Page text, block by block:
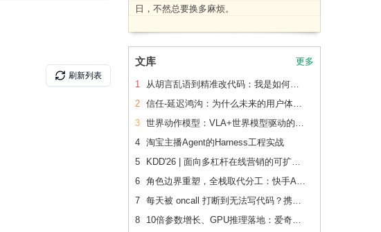
日，不然总要换多麻烦。
文库 更多
1
从胡言乱语到精准改代码：我是如何让 AI 读懂老项目的
2
信任-延迟鸿沟：为什么未来的用户体验会刻意变慢
3
世界动作模型：VLA+世界模型驱动的Physical AI 后训练范式跃迁
4 淘宝主播Agent的Harness工程实战
5
KDD'26 | 面向多杠杆在线营销的可扩展、可追踪联合 增量建模
6
角色边界重塑，全栈取代分工：快手AI生产力体系成形
7
每天被 oncall 打断到无法写代码？携程机票前端用这套方法把重复问题解决了2/3
8
10倍参数增长、GPU推理落地：爱奇艺广告CVR模型的升级之路